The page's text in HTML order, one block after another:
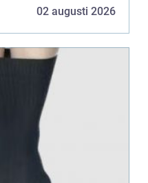
02 augusti 2026